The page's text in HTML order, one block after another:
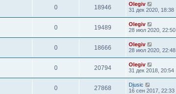
0 18946
Olegiv
31 дек 2020, 18:38
0 19489
Olegiv
28 июл 2020, 22:50
0 18666
Olegiv
28 июл 2020, 22:48
0 20794
Olegiv
31 дек 2018, 20:54
0 27868
Djusic
16 сен 2017, 22:33